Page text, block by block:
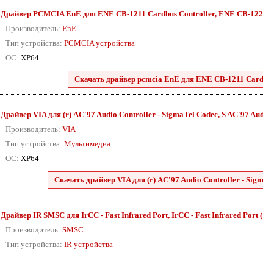
Драйвер PCMCIA EnE для ENE CB-1211 Cardbus Controller, ENE CB-
Производитель: EnE
Тип устройства: PCMCIA устройства
ОС: XP64
Скачать драйвер pcmcia EnE для ENE CB-1211
Драйвер VIA для (r) AC'97 Audio Controller - SigmaTel Codec, S AC'97
Производитель: VIA
Тип устройства: Мультимедиа
ОС: XP64
Скачать драйвер VIA для (r) AC'97 Audio Controller -
Драйвер IR SMSC для IrCC - Fast Infrared Port, IrCC - Fast Infrared Port
Производитель: SMSC
Тип устройства: IR устройства